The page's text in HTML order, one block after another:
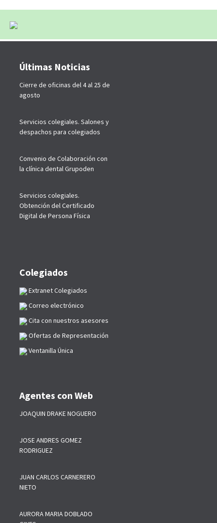
Últimas Noticias
Cierre de oficinas del 4 al 25 de
agosto
Servicios colegiales. Salones y
despachos para colegiados
Convenio de Colaboración con
la clínica dental Grupoden
Servicios colegiales.
Obtención del Certificado
Digital de Persona Física
Colegiados
Extranet Colegiados
Correo electrónico
Cita con nuestros asesores
Ofertas de Representación
Ventanilla Única
Agentes con Web
JOAQUIN DRAKE NOGUERO
JOSE ANDRES GOMEZ
RODRIGUEZ
JUAN CARLOS CARNERERO
NIETO
AURORA MARIA DOBLADO